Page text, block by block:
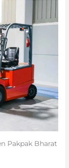
Pakpak Bharat